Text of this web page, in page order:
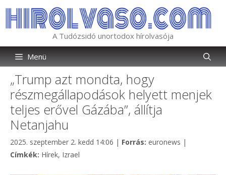
tartalomba
A Tudózsidó unortodox hírolvasója
Menü
„Trump azt mondta, hogy
részmegállapodások helyett menjek
teljes erővel Gázába”, állítja
Netanjahu
2025. szeptember 2. kedd 14:06 | Forrás: Kategória
euronews |
Címkék: Címkék
Hírek, Izrael